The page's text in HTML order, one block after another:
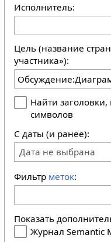
Исполнитель:
Цель (название
участника»):
Найти
символов
С даты (и ранее):
Дата не выбрана
Фильтр меток:
Показать
Журнал Semantic